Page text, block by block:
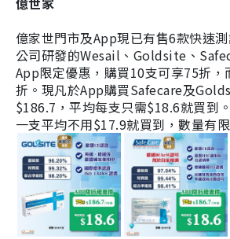
億家世門市及App現已有售6款快速
公司研發的Wesail、Goldsite、
App限定優惠，購買10支可享75折，
折。現凡於App購買Safecare及
$186.7，平均每支只需$18.6就買到
一支平均不用$17.9就買到，數量有